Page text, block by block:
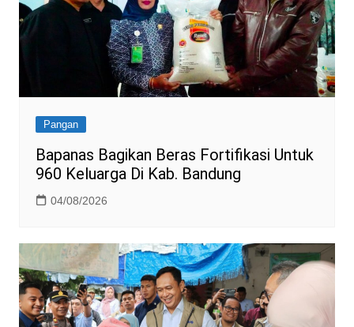
Pangan
Bapanas Bagikan Beras Fortifikasi Untuk
960 Keluarga Di Kab. Bandung
04/08/2026